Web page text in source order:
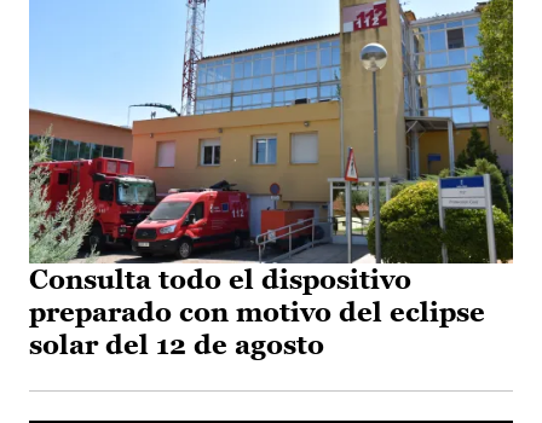
Consulta todo el dispositivo
preparado con motivo del eclipse
solar del 12 de agosto